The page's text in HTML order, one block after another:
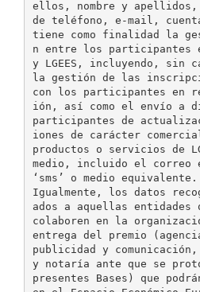
ellos, nombre y apellidos,
de teléfono, e-mail,
tiene como finalidad la
n entre los participantes
y LGEES, incluyendo,
la gestión de las
con los participantes en
ión, así como el envío a
participantes de
iones de carácter
productos o servicios de
medio, incluido el correo
‘sms’ o medio equivalente.
Igualmente, los datos
ados a aquellas entidades
colaboren en la
entrega del premio
publicidad y
y notaría ante que se
presentes Bases) que